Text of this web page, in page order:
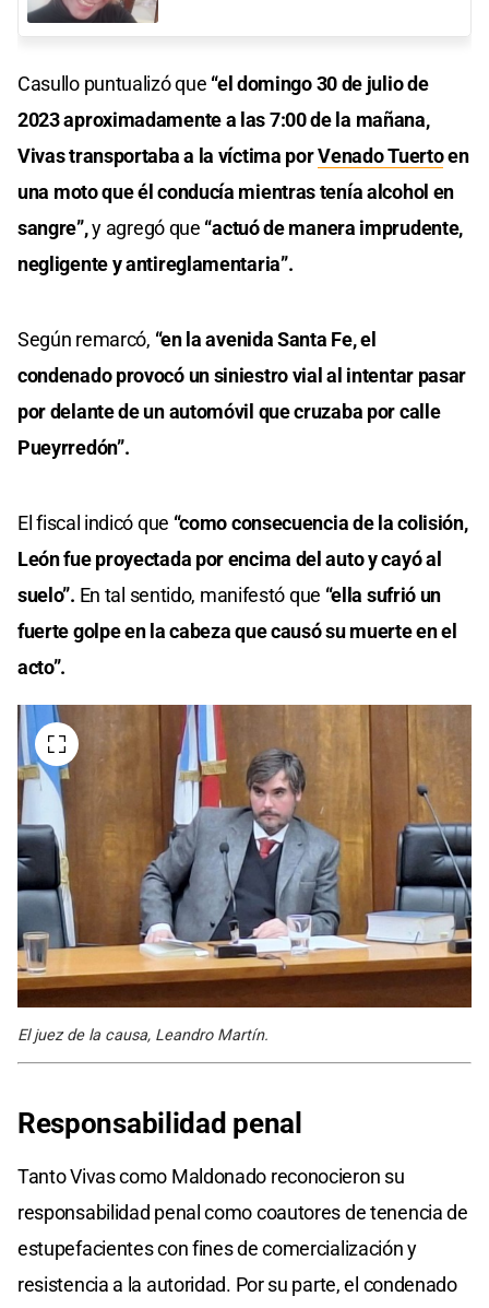
Casullo puntualizó que “el domingo 30 de julio de
2023 aproximadamente a las 7:00 de la mañana,
Vivas transportaba a la víctima porVenado Tuertoen
una moto que él conducía mientras tenía alcohol en
sangre”,y agregó que “actuó de manera imprudente,
negligente y antireglamentaria”.
Según remarcó, “en la avenida Santa Fe, el
condenado provocó un siniestro vial al intentar pasar
por delante de un automóvil que cruzaba por calle
Pueyrredón”.
El fiscal indicó que “como consecuencia de la colisión,
León fue proyectada por encima del auto y cayó al
suelo”. En tal sentido, manifestó que “ella sufrió un
fuerte golpe en la cabeza que causó su muerte en el
acto”.
El juez de la causa, Leandro Martín.
Responsabilidad penal
Tanto Vivas como Maldonado reconocieron su
responsabilidad penal como coautores de tenencia de
estupefacientes con fines de comercialización y
resistencia a la autoridad. Por su parte, el condenado